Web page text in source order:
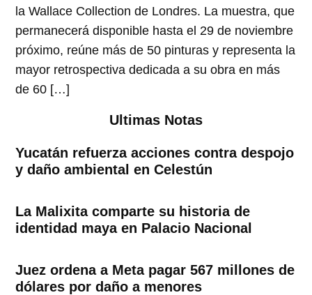
la Wallace Collection de Londres. La muestra, que
permanecerá disponible hasta el 29 de noviembre
próximo, reúne más de 50 pinturas y representa la
mayor retrospectiva dedicada a su obra en más
de 60 […]
Ultimas Notas
Yucatán refuerza acciones contra despojo
y daño ambiental en Celestún
La Malixita comparte su historia de
identidad maya en Palacio Nacional
Juez ordena a Meta pagar 567 millones de
dólares por daño a menores